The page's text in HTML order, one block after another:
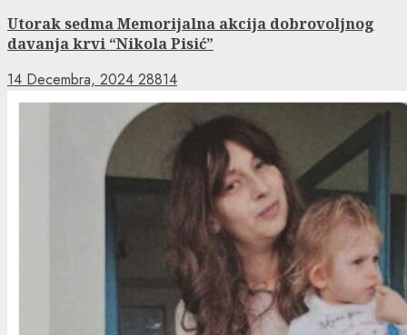
Utorak sedma Memorijalna akcija dobrovoljnog
davanja krvi “Nikola Pisić”
14 Decembra, 2024 28814